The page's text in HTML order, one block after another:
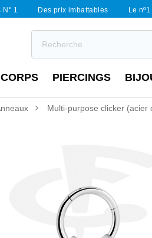
1 Des prix imbattables Le
PIERCINGS
Multi-purpose clicker